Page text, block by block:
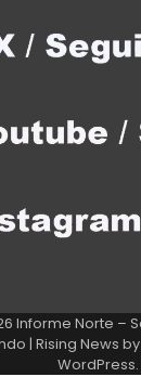
Informe Norte –
| Rising News by
WordPress.